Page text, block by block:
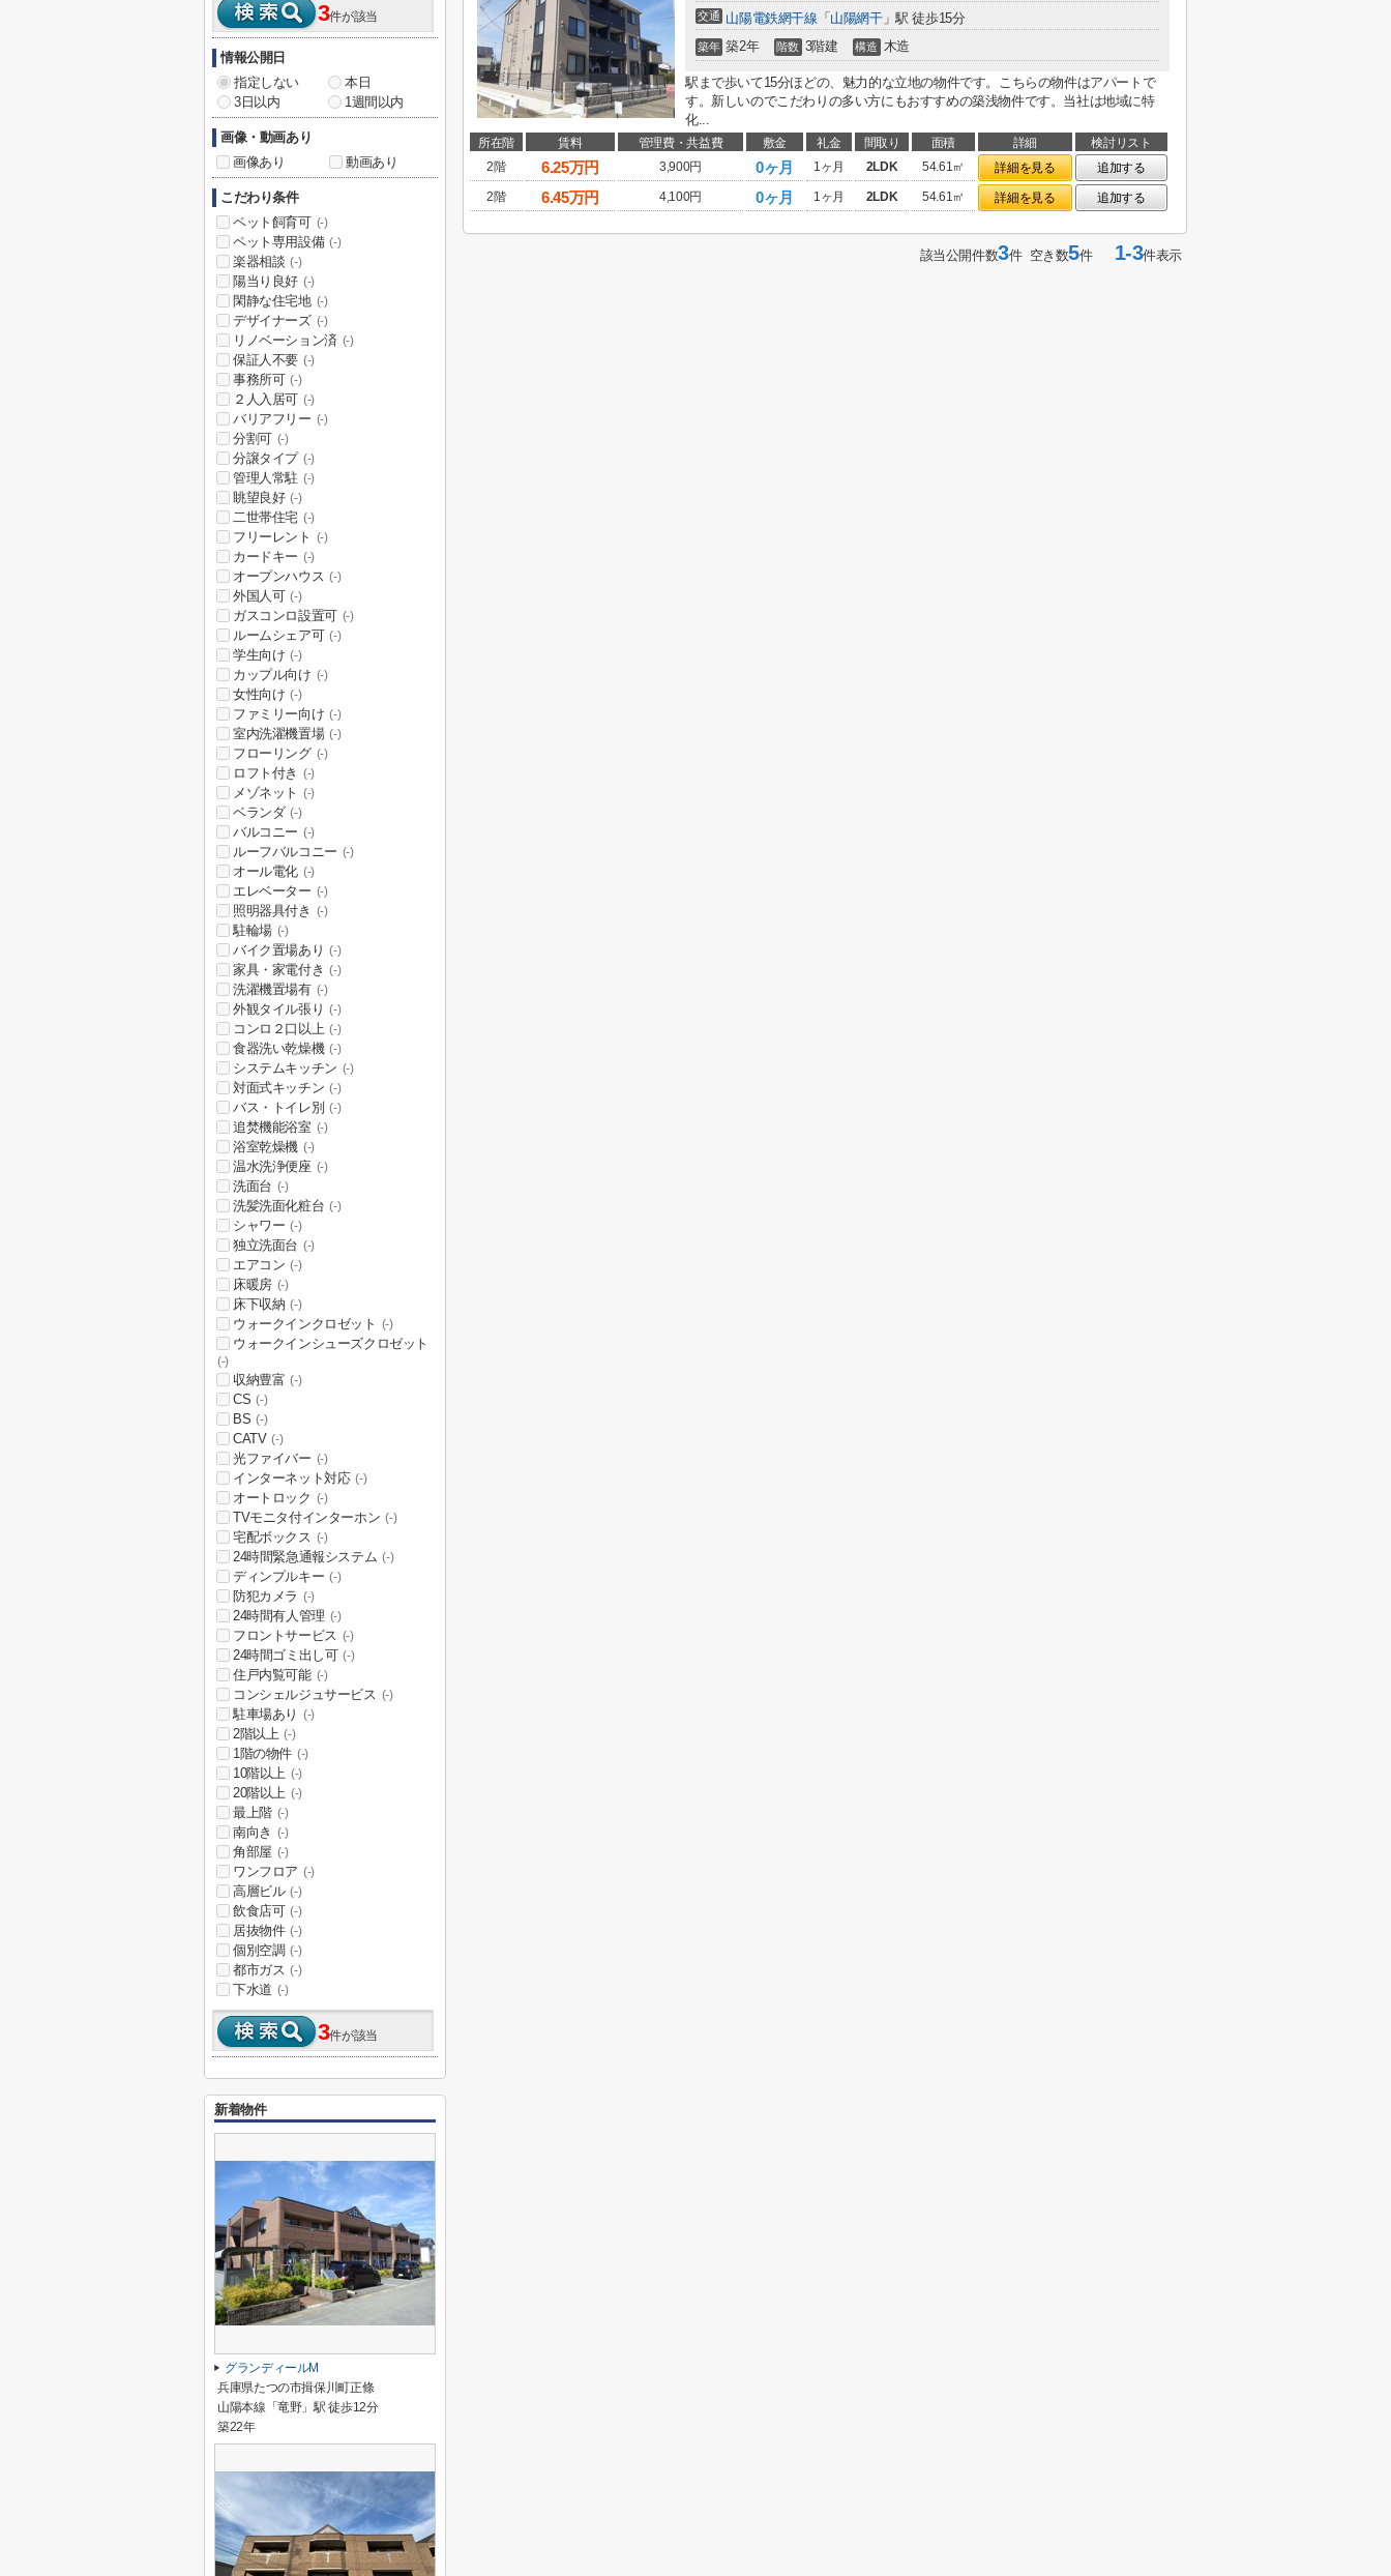
交通 山陽電鉄網干線 「 山陽網干」駅 徒歩15分
築年 築2年 階数 3階建 構造 木造
駅まで歩いて15分ほどの、魅力的な立地の物件です。こちらの物件はアパートで
す。新しいのでこだわりの多い方にもおすすめの築浅物件です。当社は地域に特
化...
所在階 賃料 管理費・共益費 敷金 礼金 間取り 面積 詳細
検討リスト
2階
6.25万円 3,900円 0ヶ月 1ヶ月 2LDK 54.61㎡ 詳細を見る
追加する
2階
6.45万円 4,100円 0ヶ月 1ヶ月 2LDK 54.61㎡ 詳細を見る 追加する
該当公開件数3件 空き数5件1-3件表示
3件が該当
情報公開日
指定しない
本日
3日以内
1週間以内
画像・動画あり
画像あり
動画あり
こだわり条件
ペット飼育可 (-)
ペット専用設備 (-)
楽器相談 (-)
陽当り良好 (-)
閑静な住宅地 (-)
デザイナーズ (-)
リノベーション済 (-)
保証人不要 (-)
事務所可 (-)
２人入居可 (-)
バリアフリー (-)
分割可 (-)
分譲タイプ (-)
管理人常駐 (-)
眺望良好 (-)
二世帯住宅 (-)
フリーレント (-)
カードキー (-)
オープンハウス (-)
外国人可 (-)
ガスコンロ設置可 (-)
ルームシェア可 (-)
学生向け (-)
カップル向け (-)
女性向け (-)
ファミリー向け (-)
室内洗濯機置場 (-)
フローリング (-)
ロフト付き (-)
メゾネット (-)
ベランダ (-)
バルコニー (-)
ルーフバルコニー (-)
オール電化 (-)
エレベーター (-)
照明器具付き (-)
駐輪場 (-)
バイク置場あり (-)
家具・家電付き (-)
洗濯機置場有 (-)
外観タイル張り (-)
コンロ２口以上 (-)
食器洗い乾燥機 (-)
システムキッチン (-)
対面式キッチン (-)
バス・トイレ別 (-)
追焚機能浴室 (-)
浴室乾燥機 (-)
温水洗浄便座 (-)
洗面台 (-)
洗髪洗面化粧台 (-)
シャワー (-)
独立洗面台 (-)
エアコン (-)
床暖房 (-)
床下収納 (-)
ウォークインクロゼット (-)
ウォークインシューズクロゼット
(-)
収納豊富 (-)
CS (-)
BS (-)
CATV (-)
光ファイバー (-)
インターネット対応 (-)
オートロック (-)
TVモニタ付インターホン (-)
宅配ボックス (-)
24時間緊急通報システム (-)
ディンプルキー (-)
防犯カメラ (-)
24時間有人管理 (-)
フロントサービス (-)
24時間ゴミ出し可 (-)
住戸内覧可能 (-)
コンシェルジュサービス (-)
駐車場あり (-)
2階以上 (-)
1階の物件 (-)
10階以上 (-)
20階以上 (-)
最上階 (-)
南向き (-)
角部屋 (-)
ワンフロア (-)
高層ビル (-)
飲食店可 (-)
居抜物件 (-)
個別空調 (-)
都市ガス (-)
下水道 (-)
3件が該当
新着物件
グランディールM
兵庫県たつの市揖保川町正條
山陽本線「竜野」駅 徒歩12分
築22年